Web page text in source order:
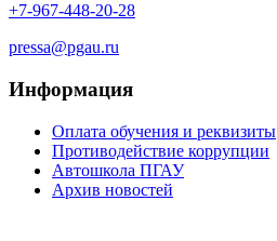
+7-967-448-20-28
pressa@pgau.ru
Информация
Оплата обучения и реквизиты
Противодействие коррупции
Автошкола ПГАУ
Архив новостей